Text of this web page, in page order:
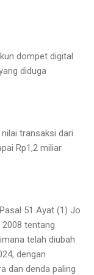
dompet digital
diduga
transaksi dari
Rp1,2 miliar
51 Ayat (1) Jo
tentang
telah diubah
dengan
dan denda paling